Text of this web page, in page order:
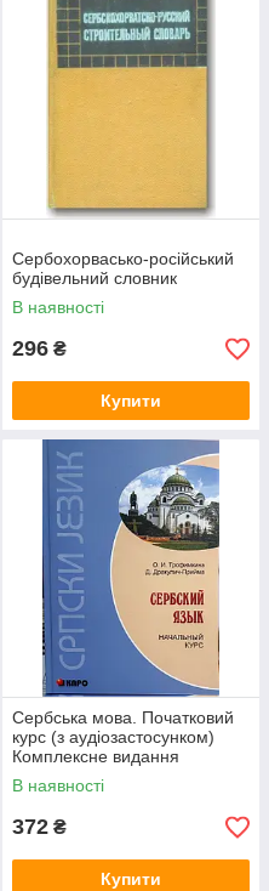
Сербохорвасько-російський
будівельний словник
В наявності
296 ₴
Купити
Сербська мова. Початковий
курс (з аудіозастосунком)
Комплексне видання
В наявності
372 ₴
Купити